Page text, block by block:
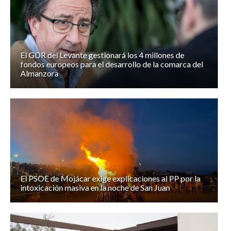
El GDR del Levante gestionará los 4 millones de
fondos europeos para el desarrollo de la comarca del
Almanzora
El PSOE de Mojácar exige explicaciones al PP por la
intoxicación masiva en la noche de San Juan